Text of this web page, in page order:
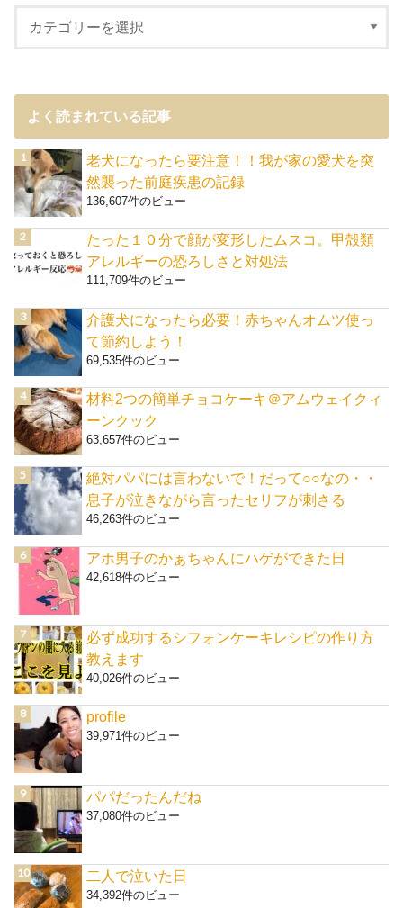
よく読まれている記事
老犬になったら要注意！！我が家の愛犬を突
然襲った前庭疾患の記録
136,607件のビュー
たった１０分で顔が変形したムスコ。甲殻類
アレルギーの恐ろしさと対処法
111,709件のビュー
介護犬になったら必要！赤ちゃんオムツ使っ
て節約しよう！
69,535件のビュー
材料2つの簡単チョコケーキ＠アムウェイクィ
ーンクック
63,657件のビュー
絶対パパには言わないで！だって○○なの・・
息子が泣きながら言ったセリフが刺さる
46,263件のビュー
アホ男子のかぁちゃんにハゲができた日
42,618件のビュー
必ず成功するシフォンケーキレシピの作り方
教えます
40,026件のビュー
profile
39,971件のビュー
パパだったんだね
37,080件のビュー
二人で泣いた日
34,392件のビュー